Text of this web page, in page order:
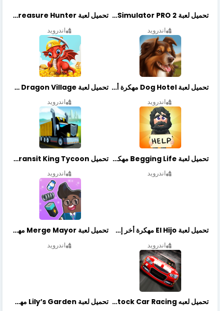
تحميل لعبة Bus Simulator PRO 2 مهكرة أخر إصدار
اندرويد
تحميل لعبة Treasure Hunter مهكرة أخر إصدار
اندرويد
تحميل لعبة Dog Hotel مهكرة أخر إصدار
اندرويد
تحميل لعبة Dragon Village مهكرة أخر إصدار
اندرويد
تحميل لعبة Begging Life مهكرة أخر إصدار
اندرويد
تحميل Transit King Tycoon مهكرة أخر إصدار
اندرويد
تحميل لعبة El Hijo مهكرة أخر إصدار
اندرويد
تحميل لعبة Merge Mayor مهكرة أخر إصدار
اندرويد
تحميل لعبه Stock Car Racing مهكرة أخر إصدار تحميل لعبة Lily’s Garden مهكرة أخر إصدار